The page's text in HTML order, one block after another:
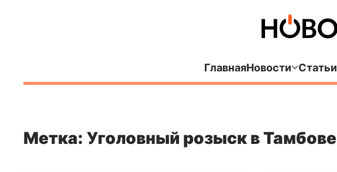
ГлавнаяНовости Статьи
Метка: Уголовный розыск в Тамбове